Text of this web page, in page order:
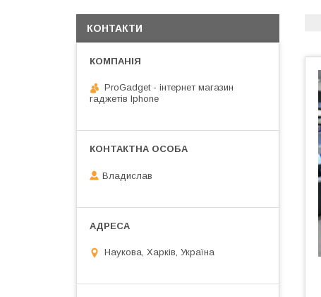
КОНТАКТИ
ProGadget - iнтернет магазин
гаджетів Iphone
Владислав
Наукова, Харків, Україна